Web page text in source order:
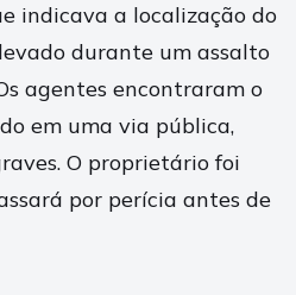
indicava a localização do
durante um assalto
agentes encontraram o
em uma via pública,
O proprietário foi
por perícia antes de